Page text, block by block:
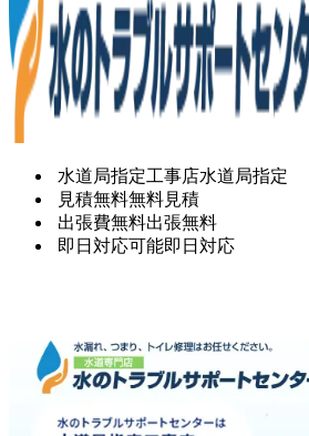
水道局指定工事店水道局指定
見積無料無料見積
出張費無料出張無料
即日対応可能即日対応